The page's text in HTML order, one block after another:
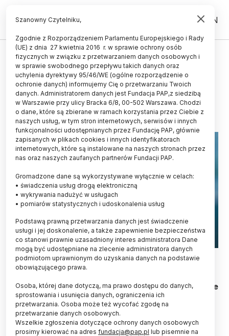
PL EN
Naukowcy o korzyściach i ryzyku
"odtwarzania" gatunków
05.04.2013
aktualizacja: 05.04.2013
3 minuty czytania
Fot. Fotolia
naukowcy będą w stanie zrekonstruować wymarłe
gatunki, np. ptaka dodo czy wilka workowatego z
Australii. Czy jednak powinni to robić tylko
dlatego, że teoretycznie będzie to możliwe? -
zastanawiają się naukowcy na łamach "Science".
Szanowny Czytelniku,
Zgodnie z Rozporządzeniem Parlamentu Europejskiego i Rady
(UE) z dnia 27 kwietnia 2016 r. w sprawie ochrony osób
fizycznych w związku z przetwarzaniem danych osobowych i
w sprawie swobodnego przepływu takich danych oraz
uchylenia dyrektywy 95/46/WE (ogólne rozporządzenie o
ochronie danych) informujemy Cię o przetwarzaniu Twoich
danych. Administratorem danych jest Fundacja PAP,z siedzibą
w Warszawie przy ulicy Bracka 6/8, 00-502 Warszawa. Chodzi
o dane, które są zbierane w ramach korzystania przez Ciebie z
naszych usług, w tym stron internetowych, serwisów i innych
funkcjonalności udostępnianych przez Fundację PAP, głównie
zapisanych w plikach cookies i innych identyfikatorach
internetowych, które są instalowane na naszych stronach przez
nas oraz naszych zaufanych partnerów Fundacji PAP.
Gromadzone dane są wykorzystywane wyłącznie w celach:
• świadczenia usług drogą elektroniczną
• wykrywania nadużyć w usługach
• pomiarów statystycznych i udoskonalenia usług
Podstawą prawną przetwarzania danych jest świadczenie
usługi i jej doskonalenie, a także zapewnienie bezpieczeństwa
co stanowi prawnie uzasadniony interes administratora Dane
mogą być udostępniane na zlecenie administratora danych
podmiotom uprawnionym do uzyskania danych na podstawie
obowiązującego prawa.
Osoba, której dane dotyczą, ma prawo dostępu do danych,
sprostowania i usunięcia danych, ograniczenia ich
przetwarzania. Osoba może też wycofać zgodę na
przetwarzanie danych osobowych.
Wszelkie zgłoszenia dotyczące ochrony danych osobowych
prosimy kierować na adres fundacja@pap.pl lub pisemnie na